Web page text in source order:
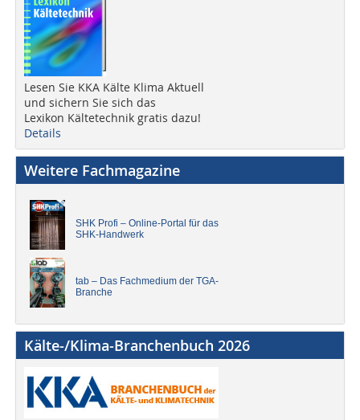
Lesen Sie KKA Kälte Klima Aktuell
und sichern Sie sich das
Lexikon Kältetechnik gratis dazu!
Details
Weitere Fachmagazine
SHK Profi – Online-Portal für das
SHK-Handwerk
tab – Das Fachmedium der TGA-
Branche
Kälte-/Klima-Branchenbuch 2026